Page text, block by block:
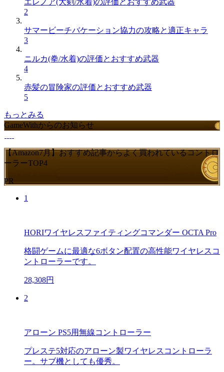
2
サマービーチバケーション協力の攻略と適正キャラ
3
ニルカ(拳/水着)の評価とおすすめ武器
4
赤髪の冒険家の評価とおすすめ武器
5
もっとみる
GameWithからのお知らせ
【Amazon7月】おすすめ記事からよく買われているコントロ
ーラーTOP4
PR
1
HORIワイヤレスファイティングコマンダー OCTA Pro
格闘ゲームに最適な6ボタン配置の高性能ワイヤレスコ
ントローラーです。
28,308円
2
アローン PS5用無線コントローラー
プレステ5対応のアローン製ワイヤレスコントローラ
ー。サブ機としても優秀。